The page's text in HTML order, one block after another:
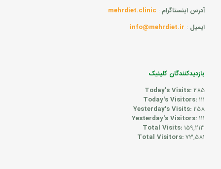
آدرس اینستاگرام :
mehrdiet.clinic
ایمیل :
info@mehrdiet.ir
بازدیدکنندگان کلینیک
Today's Visits:285
Today's Visitors:111
Yesterday's Visits:258
Yesterday's Visitors:111
Total Visits:159,213
Total Visitors:73,581